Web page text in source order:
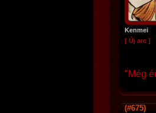
Kenmei
[ Új arc ]
"Még
(#675)